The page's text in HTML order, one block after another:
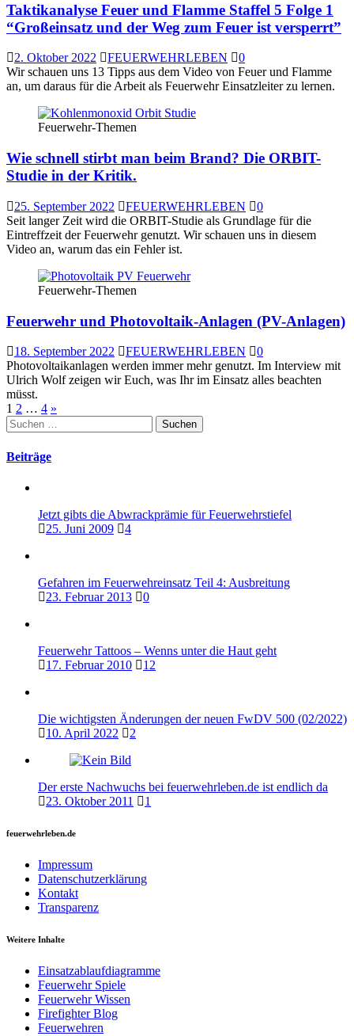
Taktikanalyse Feuer und Flamme Staffel 5 Folge 1
“Großeinsatz und der Weg zum Feuer ist versperrt”
2. Oktober 2022 FEUERWEHRLEBEN
0
Wir schauen uns 13 Tipps aus dem Video von Feuer und Flamme
an, um daraus für die Arbeit als Feuerwehr Einsatzleiter zu lernen.
Feuerwehr-Themen
Wie schnell stirbt man beim Brand? Die ORBIT-
Studie in der Kritik.
25. September 2022 FEUERWEHRLEBEN
0
Seit langer Zeit wird die ORBIT-Studie als Grundlage für die
Eintreffzeit der Feuerwehr genutzt. Wir schauen uns in diesem
Video an, warum das ein Fehler ist.
Feuerwehr-Themen
Feuerwehr und Photovoltaik-Anlagen (PV-Anlagen)
18. September 2022 FEUERWEHRLEBEN
0
Photovoltaikanlagen werden immer mehr genutzt. Im Interview mit
Ulrich Wolf zeigen wir Euch, was Ihr im Einsatz alles beachten
müsst.
Seitennummerierung
der
Beiträge
1 2 … 4 »
Suchen
nach:
Beiträge
Jetzt gibts die Abwrackprämie für Feuerwehrstiefel
25. Juni 2009
4
Gefahren im Feuerwehreinsatz Teil 4: Ausbreitung
23. Februar 2013
0
Feuerwehr Tattoos – Wenns unter die Haut geht
17. Februar 2010
12
Die wichtigsten Änderungen der neuen FwDV 500 (02/2022)
10. April 2022
2
Der erste Nachwuchs bei feuerwehrleben.de ist endlich da
23. Oktober 2011
1
feuerwehrleben.de
Impressum
Datenschutzerklärung
Kontakt
Transparenz
Weitere Inhalte
Einsatzablaufdiagramme
Feuerwehr Spiele
Feuerwehr Wissen
Firefighter Blog
Feuerwehren